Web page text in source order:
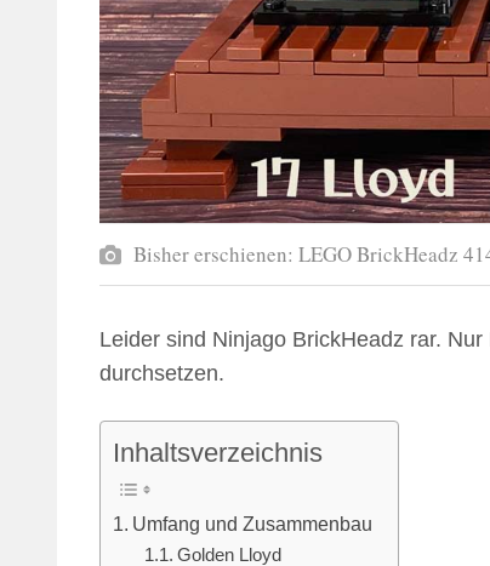
Bisher erschienen: LEGO BrickHeadz
Leider sind Ninjago BrickHeadz rar.
durchsetzen.
Inhaltsverzeichnis
Umfang und Zusammenbau
Golden Lloyd